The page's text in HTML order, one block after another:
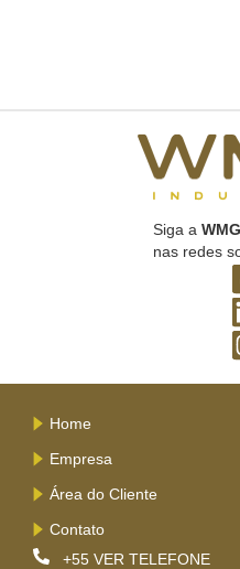
Siga a WMG
nas redes
Home
Empresa
Área do Cliente
Contato
+55 VER TELEFONE